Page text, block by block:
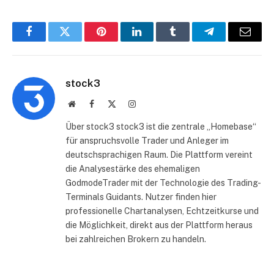
FacebookTwitter PinterestLinkedInTumblr TelegramE-
stock3
WebsiteFacebook Instagram
Über stock3 stock3 ist die zentrale „Homebase“
für anspruchsvolle Trader und Anleger im
deutschsprachigen Raum. Die Plattform vereint
die Analysestärke des ehemaligen
GodmodeTrader mit der Technologie des Trading-
Terminals Guidants. Nutzer finden hier
professionelle Chartanalysen, Echtzeitkurse und
die Möglichkeit, direkt aus der Plattform heraus
bei zahlreichen Brokern zu handeln.